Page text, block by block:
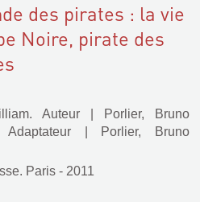
des pirates : la vie
Noire, pirate des
Auteur
Porlier, Bruno
Adaptateur|
Porlier, Bruno
Paris - 2011